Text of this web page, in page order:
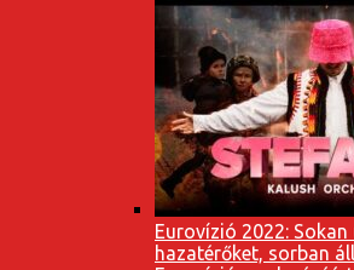
Eurovízió 2022:
hazatérőket, sorban